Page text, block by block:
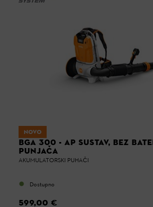
NOVO
BGA 300 - AP SUSTAV, BEZ
PUNJAČA
AKUMULATORSKI PUHAČI
Dostupno
599,00 €